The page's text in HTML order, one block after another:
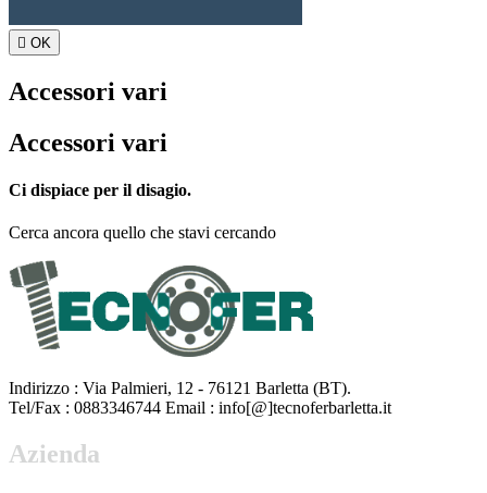
 OK
Accessori vari
Accessori vari
Ci dispiace per il disagio.
Cerca ancora quello che stavi cercando
Indirizzo : Via Palmieri, 12 - 76121 Barletta (BT).
Tel/Fax : 0883346744 Email : info[@]tecnoferbarletta.it
Azienda